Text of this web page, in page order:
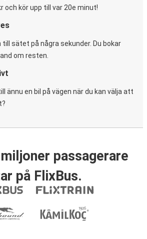
och kör upp till var 20e minut!
till sätet på några sekunder. Du bokar
om resten.
ännu en bil på vägen när du kan välja att
passagerare
på FlixBus.